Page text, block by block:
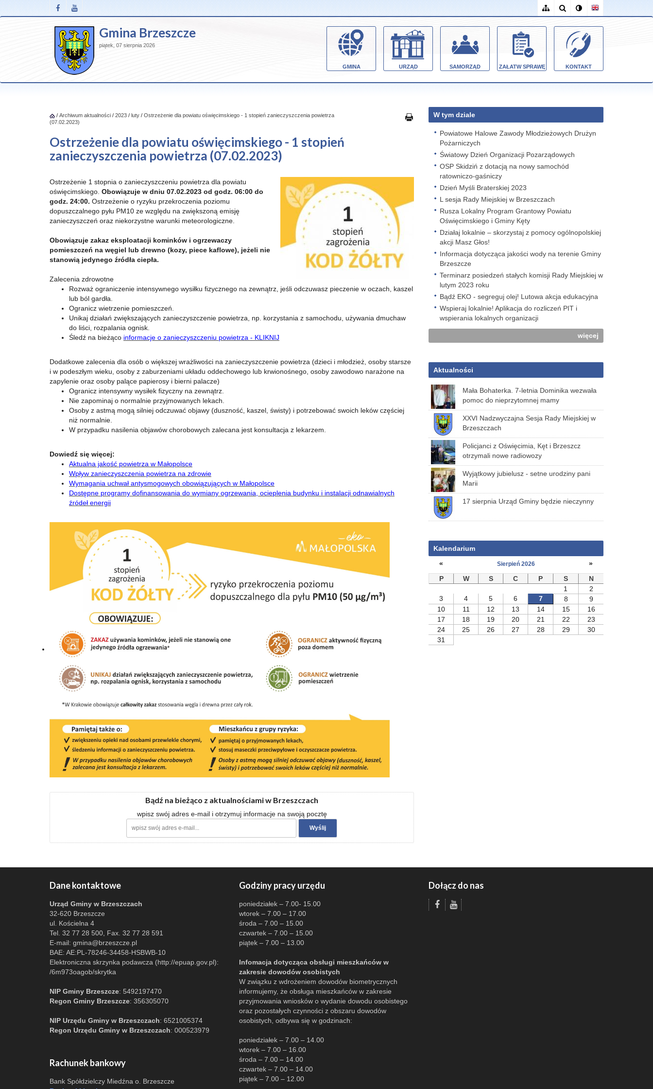
Gmina Brzeszcze
piątek, 07 sierpnia 2026
GMINA URZĄD SAMORZĄD ZAŁATW SPRAWĘ KONTAKT
/ Archiwum aktualności / 2023 / luty / Ostrzeżenie dla powiatu oświęcimskiego - 1 stopień zanieczyszczenia powietrza
(07.02.2023)
Ostrzeżenie dla powiatu oświęcimskiego - 1 stopień
zanieczyszczenia powietrza (07.02.2023)
Ostrzeżenie 1 stopnia o zanieczyszczeniu powietrza dla powiatu
oświęcimskiego. Obowiązuje w dniu 07.02.2023 od godz. 06:00 do
godz. 24:00. Ostrzeżenie o ryzyku przekroczenia poziomu
dopuszczalnego pyłu PM10 ze względu na zwiększoną emisję
zanieczyszczeń oraz niekorzystne warunki meteorologiczne.
Obowiązuje zakaz eksploatacji kominków i ogrzewaczy
pomieszczeń na węgiel lub drewno (kozy, piece kaflowe), jeżeli nie
stanowią jedynego źródła ciepła.
Zalecenia zdrowotne
Rozważ ograniczenie intensywnego wysiłku fizycznego na zewnątrz, jeśli odczuwasz pieczenie w oczach, kaszel
lub ból gardła.
Ogranicz wietrzenie pomieszczeń.
Unikaj działań zwiększających zanieczyszczenie powietrza, np. korzystania z samochodu, używania dmuchaw
do liści, rozpalania ognisk.
Śledź na bieżąco informacje o zanieczyszczeniu powietrza - KLIKNIJ
Dodatkowe zalecenia dla osób o większej wrażliwości na zanieczyszczenie powietrza (dzieci i młodzież, osoby starsze
i w podeszłym wieku, osoby z zaburzeniami układu oddechowego lub krwionośnego, osoby zawodowo narażone na
zapylenie oraz osoby palące papierosy i bierni palacze)
Ogranicz intensywny wysiłek fizyczny na zewnątrz.
Nie zapominaj o normalnie przyjmowanych lekach.
Osoby z astmą mogą silniej odczuwać objawy (duszność, kaszel, świsty) i potrzebować swoich leków częściej
niż normalnie.
W przypadku nasilenia objawów chorobowych zalecana jest konsultacja z lekarzem.
Dowiedź się więcej:
Aktualna jakość powietrza w Małopolsce
Wpływ zanieczyszczenia powietrza na zdrowie
Wymagania uchwał antysmogowych obowiązujących w Małopolsce
Dostępne programy dofinansowania do wymiany ogrzewania, ocieplenia budynku i instalacji odnawialnych
źródeł energii
Bądź na bieżąco z aktualnościami w Brzeszczach
wpisz swój adres e-mail i otrzymuj informacje na swoją pocztę
W tym dziale
Powiatowe Halowe Zawody Młodzieżowych Drużyn
Pożarniczych
Światowy Dzień Organizacji Pozarządowych
OSP Skidziń z dotacją na nowy samochód
ratowniczo-gaśniczy
Dzień Myśli Braterskiej 2023
L sesja Rady Miejskiej w Brzeszczach
Rusza Lokalny Program Grantowy Powiatu
Oświęcimskiego i Gminy Kęty
Działaj lokalnie – skorzystaj z pomocy ogólnopolskiej
akcji Masz Głos!
Informacja dotycząca jakości wody na terenie Gminy
Brzeszcze
Terminarz posiedzeń stałych komisji Rady Miejskiej w
lutym 2023 roku
Bądź EKO - segreguj olej! Lutowa akcja edukacyjna
Wspieraj lokalnie! Aplikacja do rozliczeń PIT i
wspierania lokalnych organizacji
więcej
Aktualności
Mała Bohaterka. 7-letnia Dominika wezwała
pomoc do nieprzytomnej mamy
XXVI Nadzwyczajna Sesja Rady Miejskiej w
Brzeszczach
Policjanci z Oświęcimia, Kęt i Brzeszcz
otrzymali nowe radiowozy
Wyjątkowy jubielusz - setne urodziny pani
Marii
17 sierpnia Urząd Gminy będzie nieczynny
Kalendarium
«
Sierpień 2026
»
P
W S C P S
N
1
2
3
4 5 6 7 8
9
10
11 12 13 14 15
16
17
18 19 20 21 22
23
24
25 26 27 28 29
30
31
Dane kontaktowe
Urząd Gminy w Brzeszczach
32-620 Brzeszcze
ul. Kościelna 4
Tel. 32 77 28 500, Fax. 32 77 28 591
E-mail: gmina@brzeszcze.pl
BAE: AE:PL-78246-34458-HSBWB-10
Elektroniczna skrzynka podawcza (http://epuap.gov.pl):
/6m973oagob/skrytka
NIP Gminy Brzeszcze: 5492197470
Regon Gminy Brzeszcze: 356305070
NIP Urzędu Gminy w Brzeszczach: 6521005374
Regon Urzędu Gminy w Brzeszczach: 000523979
Rachunek bankowy
Bank Spółdzielczy Miedźna o. Brzeszcze
Godziny pracy urzędu
poniedziałek – 7.00- 15.00
wtorek – 7.00 – 17.00
środa – 7.00 – 15.00
czwartek – 7.00 – 15.00
piątek – 7.00 – 13.00
Infomacja dotycząca obsługi mieszkańców w
zakresie dowodów osobistych
W związku z wdrożeniem dowodów biometrycznych
informujemy, że obsługa mieszkańców w zakresie
przyjmowania wniosków o wydanie dowodu osobistego
oraz pozostałych czynności z obszaru dowodów
osobistych, odbywa się w godzinach:
poniedziałek – 7.00 – 14.00
wtorek – 7.00 – 16.00
środa – 7.00 – 14.00
czwartek – 7.00 – 14.00
piątek – 7.00 – 12.00
Dołącz do nas